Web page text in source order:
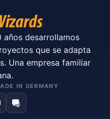
años desarrollamos
que se adapta
Una empresa familiar
IN GERMANY